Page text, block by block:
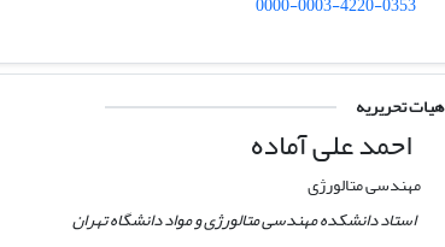
هیات تحریریه
احمد علی آماده
مهندسی متالورژی
استاد دانشکده مهندسی متالورژی و مواد دانشگاه تهران